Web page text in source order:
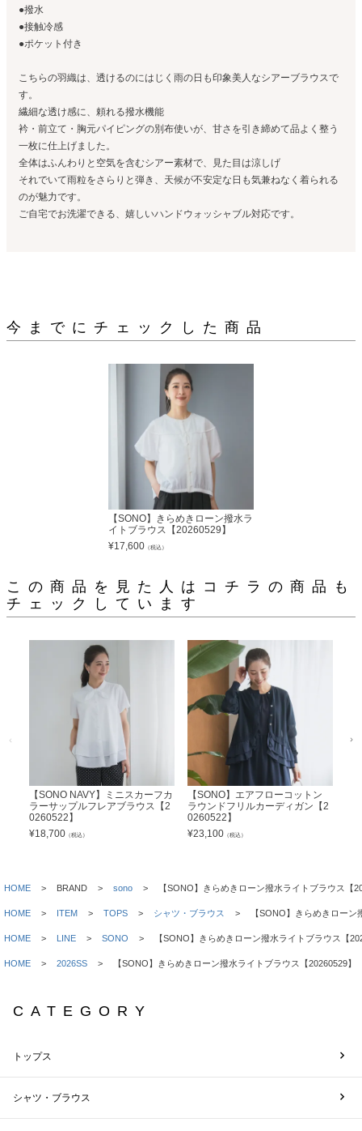
●撥水
●接触冷感
●ポケット付き
こちらの羽織は、透けるのにはじく雨の日も印象美人なシアーブラウスで
す。
繊細な透け感に、頼れる撥水機能
衿・前立て・胸元パイピングの別布使いが、甘さを引き締めて品よく整う
一枚に仕上げました。
全体はふんわりと空気を含むシアー素材で、見た目は涼しげ
それでいて雨粒をさらりと弾き、天候が不安定な日も気兼ねなく着られる
のが魅力です。
ご自宅でお洗濯できる、嬉しいハンドウォッシャブル対応です。
今までにチェックした商品
【SONO】きらめきローン撥水ラ
イトブラウス【20260529】
¥17,600 （税込）
この商品を見た人はコチラの商品も
チェックしています
【SONO NAVY】ミニスカーフカ
ラーサップルフレアブラウス【2
0260522】
¥18,700 （税込）
【SONO】エアフローコットン
ラウンドフリルカーディガン【2
0260522】
¥23,100 （税込）
HOME BRAND sono 【SONO】きらめきローン撥水ライトブラウス【
HOME ITEM TOPS シャツ・ブラウス 【SONO】きらめきロー
HOME LINE SONO 【SONO】きらめきローン撥水ライトブラウス【
HOME 2026SS 【SONO】きらめきローン撥水ライトブラウス【20260529】
CATEGORY
トップス
シャツ・ブラウス